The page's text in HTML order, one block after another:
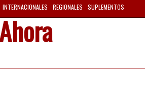
INTERNACIONALES REGIONALES SUPLEMENTOS